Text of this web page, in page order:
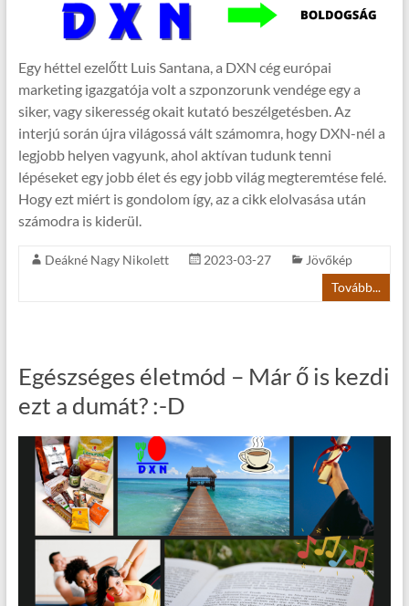
Egy héttel ezelőtt Luis Santana, a DXN cég európai
marketing igazgatója volt a szponzorunk vendége egy a
siker, vagy sikeresség okait kutató beszélgetésben. Az
interjú során újra világossá vált számomra, hogy DXN-nél a
legjobb helyen vagyunk, ahol aktívan tudunk tenni
lépéseket egy jobb élet és egy jobb világ megteremtése felé.
Hogy ezt miért is gondolom így, az a cikk elolvasása után
számodra is kiderül.
Deákné Nagy Nikolett 2023-03-27
Jövőkép
Tovább...
Egészséges életmód – Már ő is kezdi
ezt a dumát? :-D